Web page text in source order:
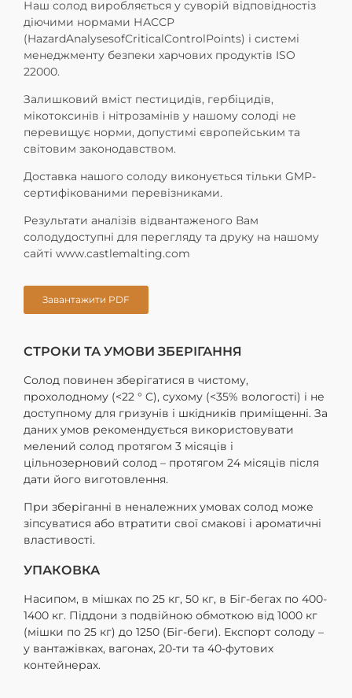
Наш солод виробляється у суворій відповідностіз
діючими нормами НАССР
(HazardAnalysesofCriticalControlPoints) і системі
менеджменту безпеки харчових продуктів ISO
22000.
Залишковий вміст пестицидів, гербіцидів,
мікотоксинів і нітрозамінів у нашому солоді не
перевищує норми, допустимі європейським та
світовим законодавством.
Доставка нашого солоду виконується тільки GMP-
сертифікованими перевізниками.
Результати аналізів відвантаженого Вам
солодудоступні для перегляду та друку на нашому
сайті www.castlemalting.com
Завантажити PDF
СТРОКИ ТА УМОВИ ЗБЕРІГАННЯ
Солод повинен зберігатися в чистому,
прохолодному (<22 ° C), сухому (<35% вологості) і не
доступному для гризунів і шкідників приміщенні. За
даних умов рекомендується використовувати
мелений солод протягом 3 місяців і
цільнозерновий солод – протягом 24 місяців після
дати його виготовлення.
При зберіганні в неналежних умовах солод може
зіпсуватися або втратити свої смакові і ароматичні
властивості.
УПАКОВКА
Насипом, в мішках по 25 кг, 50 кг, в Біг-бегах по 400-
1400 кг. Піддони з подвійною обмоткою від 1000 кг
(мішки по 25 кг) до 1250 (Біг-беги). Експорт солоду –
у вантажівках, вагонах, 20-ти та 40-футових
контейнерах.